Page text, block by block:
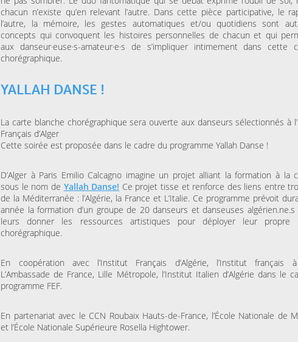
chacun n’existe qu’en relevant l’autre. Dans cette pièce participative, le
l’autre, la mémoire, les gestes automatiques et/ou quotidiens sont
concepts qui convoquent les histoires personnelles de chacun et qui
aux danseur·euse·s-amateur·e·s de s’impliquer intimement dans cette
chorégraphique.
YALLAH DANSE !
La carte blanche chorégraphique sera ouverte aux danseurs sélectionnés à
Français d’Alger
Cette soirée est proposée dans le cadre du programme Yallah Danse !
D’Alger à Paris Emilio Calcagno imagine un projet alliant la formation à la
sous le nom de Yallah Danse! Ce projet tisse et renforce des liens entre
de la Méditerranée : l’Algérie, la France et L’Italie. Ce programme prévoit
année la formation d’un groupe de 20 danseurs et danseuses algérien.ne.s
leurs donner les ressources artistiques pour déployer leur propre
chorégraphique.
En coopération avec l’Institut Français d’Algérie, l’Institut français
L’Ambassade de France, Lille Métropole, l’Institut Italien d’Algérie dans le
programme FEF.
En partenariat avec le CCN Roubaix Hauts-de-France, l’École Nationale de
et l’École Nationale Supérieure Rosella Hightower.